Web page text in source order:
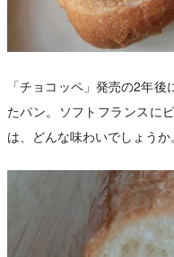
「チョコッペ」発売の2年
たパン。ソフトフランスに
は、どんな味わいでしょうか。